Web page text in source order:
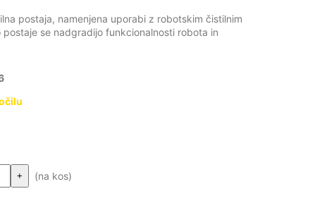
postaja, namenjena uporabi z robotskim čistilnim
postaje se nadgradijo funkcionalnosti robota in
+ (na kos)